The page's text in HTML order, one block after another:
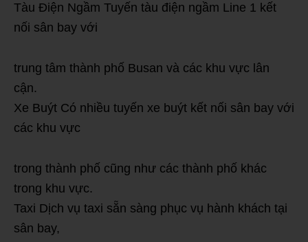
Tàu Điện Ngầm Tuyến tàu điện ngầm Line 1 kết
nối sân bay với
trung tâm thành phố Busan và các khu vực lân
cận.
Xe Buýt Có nhiều tuyến xe buýt kết nối sân bay với
các khu vực
trong thành phố cũng như các thành phố khác
trong khu vực.
Taxi Dịch vụ taxi sẵn sàng phục vụ hành khách tại
sân bay,